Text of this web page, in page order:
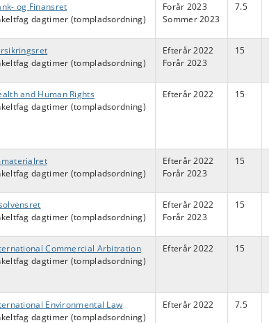
og Finansret
dagtimer (tompladsordning)
Forår 2023
Sommer 2023
7.5
dagtimer (tompladsordning)
Efterår 2022
Forår 2023
15
and Human Rights
dagtimer (tompladsordning)
Efterår 2022 15
dagtimer (tompladsordning)
Efterår 2022
Forår 2023
15
dagtimer (tompladsordning)
Efterår 2022
Forår 2023
15
Commercial Arbitration
dagtimer (tompladsordning)
Efterår 2022 15
Environmental Law
dagtimer (tompladsordning)
Efterår 2022 7.5